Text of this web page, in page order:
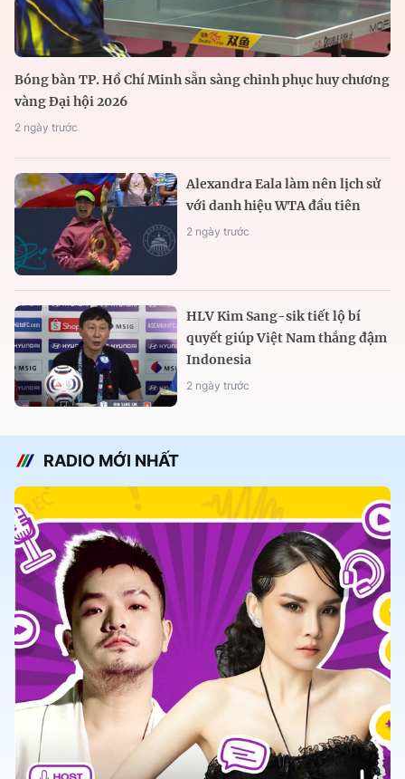
Bóng bàn TP. Hồ Chí Minh sẵn sàng chinh phục huy chương
vàng Đại hội 2026
2 ngày trước
Alexandra Eala làm nên lịch sử
với danh hiệu WTA đầu tiên
2 ngày trước
HLV Kim Sang-sik tiết lộ bí
quyết giúp Việt Nam thắng đậm
Indonesia
2 ngày trước
RADIO MỚI NHẤT